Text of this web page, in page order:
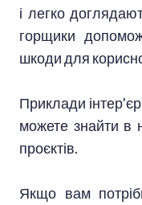
і легко
горщики
шкоди для
Приклади
можете знайти в
проєктів.
Якщо вам